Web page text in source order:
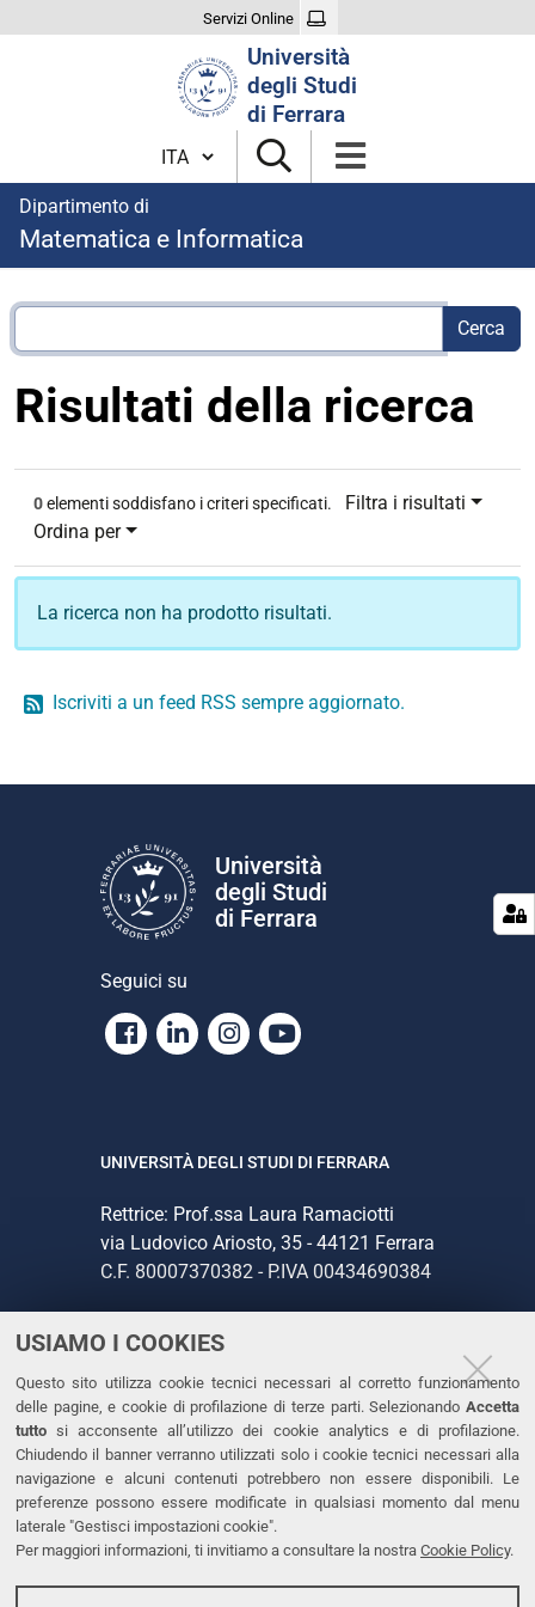
USIAMO I COOKIES
Questo sito utilizza cookie tecnici necessari al corretto funzionamento
delle pagine, e cookie di profilazione di terze parti. Selezionando Accetta
tutto si acconsente all’utilizzo dei cookie analytics e di profilazione.
Chiudendo il banner verranno utilizzati solo i cookie tecnici necessari alla
navigazione e alcuni contenuti potrebbero non essere disponibili. Le
preferenze possono essere modificate in qualsiasi momento dal menu
laterale "Gestisci impostazioni cookie".
Per maggiori informazioni, ti invitiamo a consultare la nostra Cookie Policy.
Servizi Online
Università
degli Studi
di Ferrara
Cambia lingua
Dipartimento di
Matematica e Informatica
Risultati della ricerca
0elementi soddisfano i criteri specificati.
Filtra i risultati
Ordina per
La ricerca non ha prodotto risultati.
Iscriviti a un feed RSS sempre aggiornato.
Università
degli Studi
di Ferrara
Seguici su
Facebook
LinkedinInstagram
Youtube
UNIVERSITÀ DEGLI STUDI DI FERRARA
Rettrice: Prof.ssa Laura Ramaciotti
via Ludovico Ariosto, 35 - 44121 Ferrara
C.F. 80007370382 - P.IVA 00434690384
CONTATTI
Tel. +39 0532 293111
Fax. +39 0532 293031
PEC
LINKS